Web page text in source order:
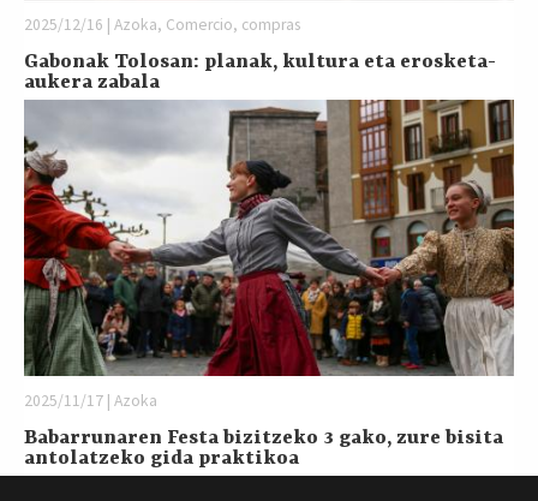
2025/12/16 | Azoka, Comercio, compras
Gabonak Tolosan: planak, kultura eta erosketa-
aukera zabala
2025/11/17 | Azoka
Babarrunaren Festa bizitzeko 3 gako, zure bisita
antolatzeko gida praktikoa